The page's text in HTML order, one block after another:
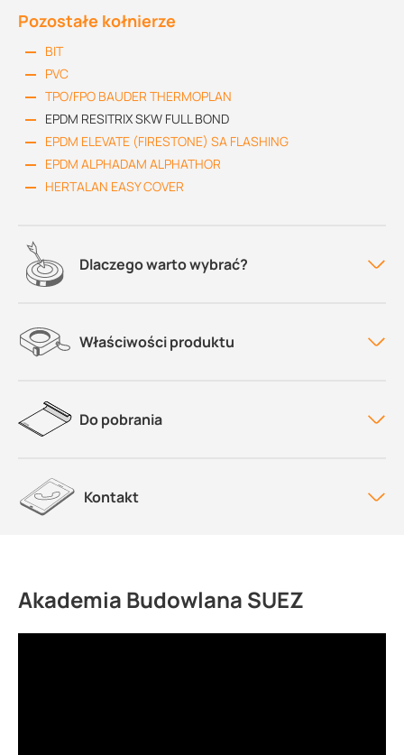
Pozostałe kołnierze
BIT
PVC
TPO/FPO BAUDER THERMOPLAN
EPDM RESITRIX SKW FULL BOND
EPDM ELEVATE (FIRESTONE) SA FLASHING
EPDM ALPHADAM ALPHATHOR
HERTALAN EASY COVER
Dlaczego warto wybrać?
Właściwości produktu
Do pobrania
Kontakt
Akademia Budowlana SUEZ